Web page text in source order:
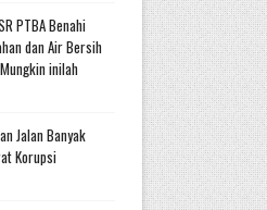
PTBA Benahi
dan Air Bersih
inilah
Jalan Banyak
Korupsi